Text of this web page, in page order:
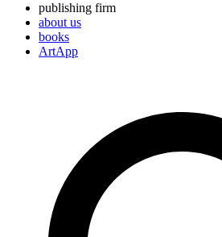
publishing firm
about us
books
ArtApp